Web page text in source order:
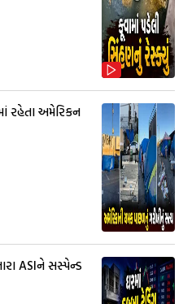
રહેતા અમેરિકન
ASIને સસ્પેન્ડ